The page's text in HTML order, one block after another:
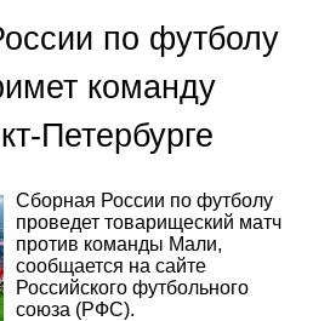
по футболу
команду
Петербурге
Сборная России по футболу
проведет товарищеский матч
против команды Мали,
сообщается на сайте
Российского футбольного
союза (РФС).